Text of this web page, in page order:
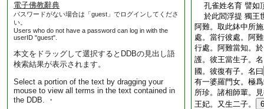
電子佛教辭典
パスワードがない場合は「guest」でログインしてくださ
い。
Users who do not have a password can log in with the
userID "guest".
本文をドラッグして選択するとDDBの見出し語
検索結果が表示されます。
Select a portion of the text by dragging your
mouse to view all terms in the text contained in
the DDB. ・
孔雀姓名育 譬如
於此閻浮提 獨王
阿難。取此鉢中所
處。當行彼處。阿
行處。阿難當知。
護。彼王當生子。
國。彼復有子。名曰
有一婆羅門女。極
所珍。諸相師輩。
王妃。又生二子。
6